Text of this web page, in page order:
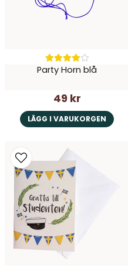
Party Horn blå
49 kr
LÄGG I VARUKORGEN